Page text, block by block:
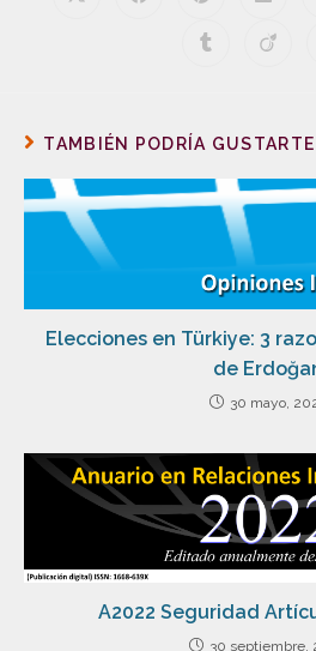
TAMBIÉN PODRÍA GUSTARTE
Elecciones en Türkiye: 3
de
30 mayo,
A2022 Seguridad
30 septiembre,